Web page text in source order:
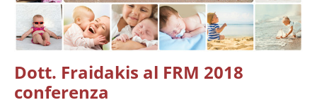
Dott. Fraidakis al FRM 2018
conferenza